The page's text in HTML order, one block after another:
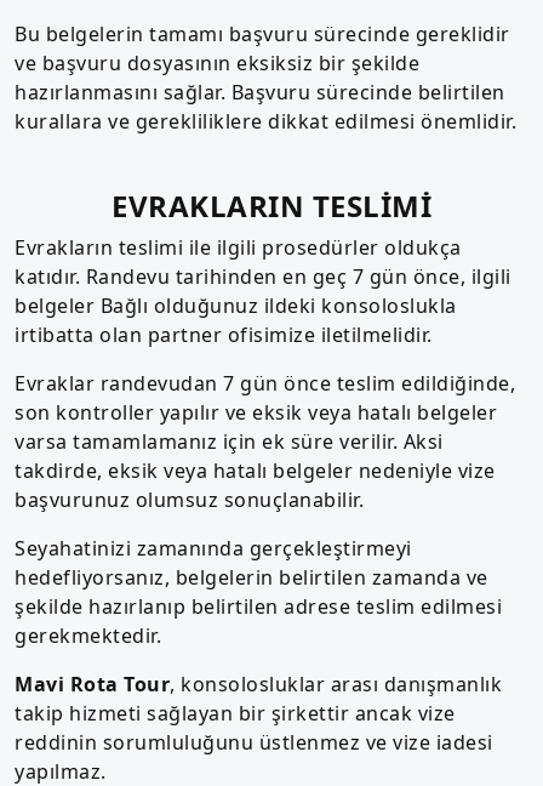
Bu belgelerin tamamı başvuru sürecinde gereklidir
ve başvuru dosyasının eksiksiz bir şekilde
hazırlanmasını sağlar. Başvuru sürecinde belirtilen
kurallara ve gerekliliklere dikkat edilmesi önemlidir.
EVRAKLARIN TESLİMİ
Evrakların teslimi ile ilgili prosedürler oldukça
katıdır. Randevu tarihinden en geç 7 gün önce, ilgili
belgeler Bağlı olduğunuz ildeki konsoloslukla
irtibatta olan partner ofisimize iletilmelidir.
Evraklar randevudan 7 gün önce teslim edildiğinde,
son kontroller yapılır ve eksik veya hatalı belgeler
varsa tamamlamanız için ek süre verilir. Aksi
takdirde, eksik veya hatalı belgeler nedeniyle vize
başvurunuz olumsuz sonuçlanabilir.
Seyahatinizi zamanında gerçekleştirmeyi
hedefliyorsanız, belgelerin belirtilen zamanda ve
şekilde hazırlanıp belirtilen adrese teslim edilmesi
gerekmektedir.
Mavi Rota Tour, konsolosluklar arası danışmanlık
takip hizmeti sağlayan bir şirkettir ancak vize
reddinin sorumluluğunu üstlenmez ve vize iadesi
yapılmaz.